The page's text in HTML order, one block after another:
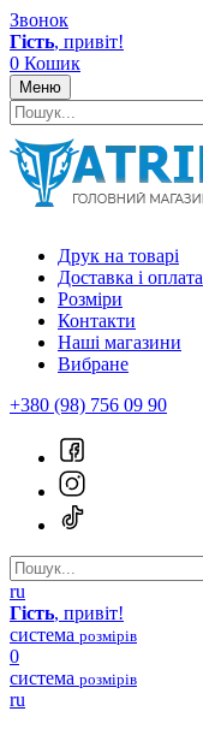
Звонок
Гість, привіт!
0 Кошик
Меню
Друк на товарі
Доставка і оплата
Розміри
Контакти
Наші магазини
Вибране
+380 (98) 756 09 90
ru
Гість, привіт!
система розмірів
0
система розмірів
ru